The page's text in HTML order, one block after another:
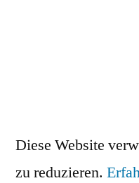
Diese Website
zu reduzieren.